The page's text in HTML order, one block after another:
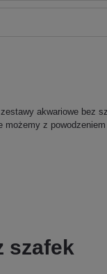
akwariowe bez
możemy z
szafek